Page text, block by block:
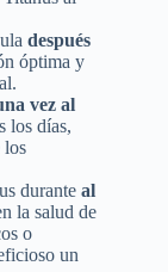
después
óptima y
vez al
los días,
los
durante al
la salud de
o
un